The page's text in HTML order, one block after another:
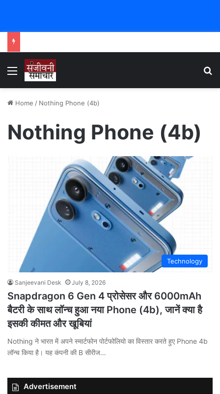
Menu
Home / Nothing Phone (4b)
Nothing Phone (4b)
Technology
Sanjeevani Desk July 8, 2026
Snapdragon 6 Gen 4 प्रोसेसर और 6000mAh
बैटरी के साथ लॉन्च हुआ नया Phone (4b), जानें क्या है
इसकी कीमत और खूबियां
Nothing ने भारत में अपने स्मार्टफोन पोर्टफोलियो का विस्तार करते हुए Phone 4b
लॉन्च किया है। यह कंपनी की B सीरीज…
Advertisement